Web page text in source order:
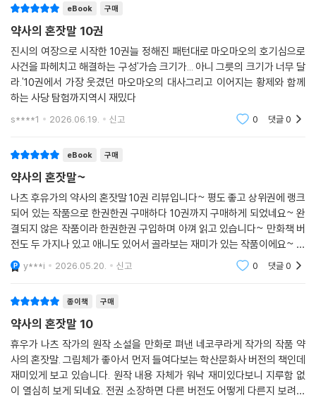
eBook 구매
약사의 혼잣말 10권
진시의 여장으로 시작한 10권늘 정해진 패턴대로 마오마오의 호기심으로
사건을 파헤치고 해결하는 구성'가슴 크기가... 아니 그릇의 크기가 너무 달
라.'10권에서 가장 웃겼던 마오마오의 대사그리고 이어지는 황제와 함께
하는 사당 탐험까지역시 재밌다
s****1 2026.06.19. 신고 0 댓글0
eBook 구매
약사의 혼잣말~
나츠 후유가의 약사의 혼잣말 10권 리뷰입니다~ 평도 좋고 상위권에 랭크
되어 있는 작품으로 한권한권 구매하다 10권까지 구매하게 되었네요~ 완
결되지 않은 작품이라 한권한권 구입하며 아껴 읽고 있습니다~ 만화책 버
전도 두 가지나 있고 애니도 있어서 골라보는 재미가 있는 작품이에요~ 완
결되면 차근차근 정독해서 읽어보려 합니다~ 그때까지 열심히 구매해볼
게요~ ^^
y***i 2026.05.20. 신고 0 댓글0
종이책 구매
약사의 혼잣말 10
휴우가 나츠 작가의 원작 소설을 만화로 펴낸 네코쿠라게 작가의 작품 약
사의 혼잣말. 그림체가 좋아서 먼저 들여다보는 학산문화사 버전의 책인데
재미있게 보고 있습니다. 원작 내용 자체가 워낙 재미있다보니 지루함 없
이 열심히 보게 되네요. 전권 소장하면 다른 버전도 어떻게 다른지 보려고